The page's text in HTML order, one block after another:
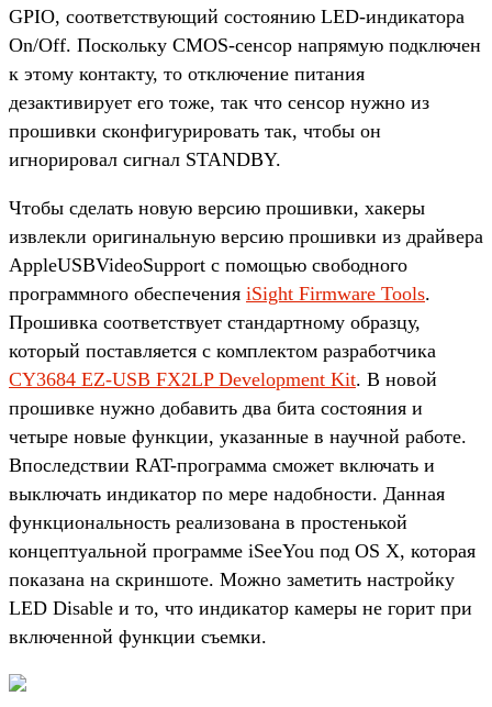
GPIO, соответствующий состоянию LED-индикатора
On/Off. Поскольку CMOS-сенсор напрямую подключен
к этому контакту, то отключение питания
дезактивирует его тоже, так что сенсор нужно из
прошивки сконфигурировать так, чтобы он
игнорировал сигнал STANDBY.
Чтобы сделать новую версию прошивки, хакеры
извлекли оригинальную версию прошивки из драйвера
AppleUSBVideoSupport с помощью свободного
программного обеспечения iSight Firmware Tools.
Прошивка соответствует стандартному образцу,
который поставляется с комплектом разработчика
CY3684 EZ-USB FX2LP Development Kit. В новой
прошивке нужно добавить два бита состояния и
четыре новые функции, указанные в научной работе.
Впоследствии RAT-программа cможет включать и
выключать индикатор по мере надобности. Данная
функциональность реализована в простенькой
концептуальной программе iSeeYou под OS X, которая
показана на скриншоте. Можно заметить настройку
LED Disable и то, что индикатор камеры не горит при
включенной функции съемки.